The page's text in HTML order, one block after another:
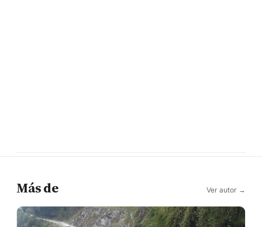
Más de Ver autor →